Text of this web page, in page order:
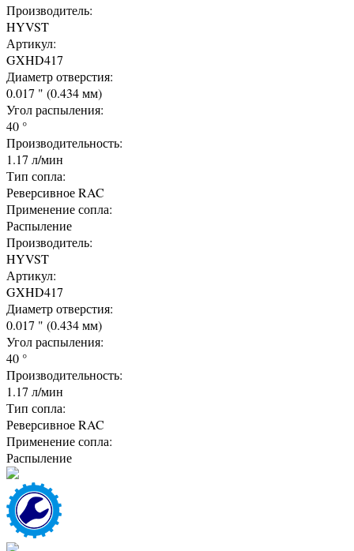
Производитель:
HYVST
Артикул:
GXHD417
Диаметр отверстия:
0.017 " (0.434 мм)
Угол распыления:
40 °
Производительность:
1.17 л/мин
Тип сопла:
Реверсивное RAC
Применение сопла:
Распыление
Производитель:
HYVST
Артикул:
GXHD417
Диаметр отверстия:
0.017 " (0.434 мм)
Угол распыления:
40 °
Производительность:
1.17 л/мин
Тип сопла:
Реверсивное RAC
Применение сопла:
Распыление